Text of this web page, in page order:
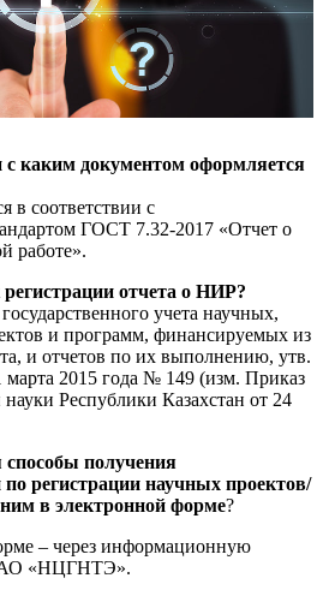
с каким документом оформляется
в соответствии с
ГОСТ 7.32-2017 «Отчет о
работе».
отчета о НИР?
учета научных,
и программ, финансируемых из
и отчетов по их выполнению, утв.
2015 года № 149 (изм. Приказ
Республики Казахстан от 24
получения
по регистрации научных проектов/
в электронной форме?
– через информационную
«НЦГНТЭ».